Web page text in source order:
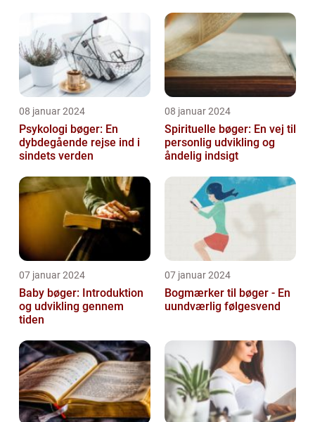
08 januar 2024
Psykologi bøger: En
dybdegående rejse ind i
sindets verden
08 januar 2024
Spirituelle bøger: En vej til
personlig udvikling og
åndelig indsigt
07 januar 2024
Baby bøger: Introduktion
og udvikling gennem
tiden
07 januar 2024
Bogmærker til bøger - En
uundværlig følgesvend